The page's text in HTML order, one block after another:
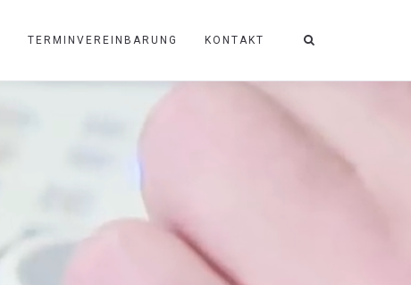
TERMINVEREINBARUNG KONTAKT